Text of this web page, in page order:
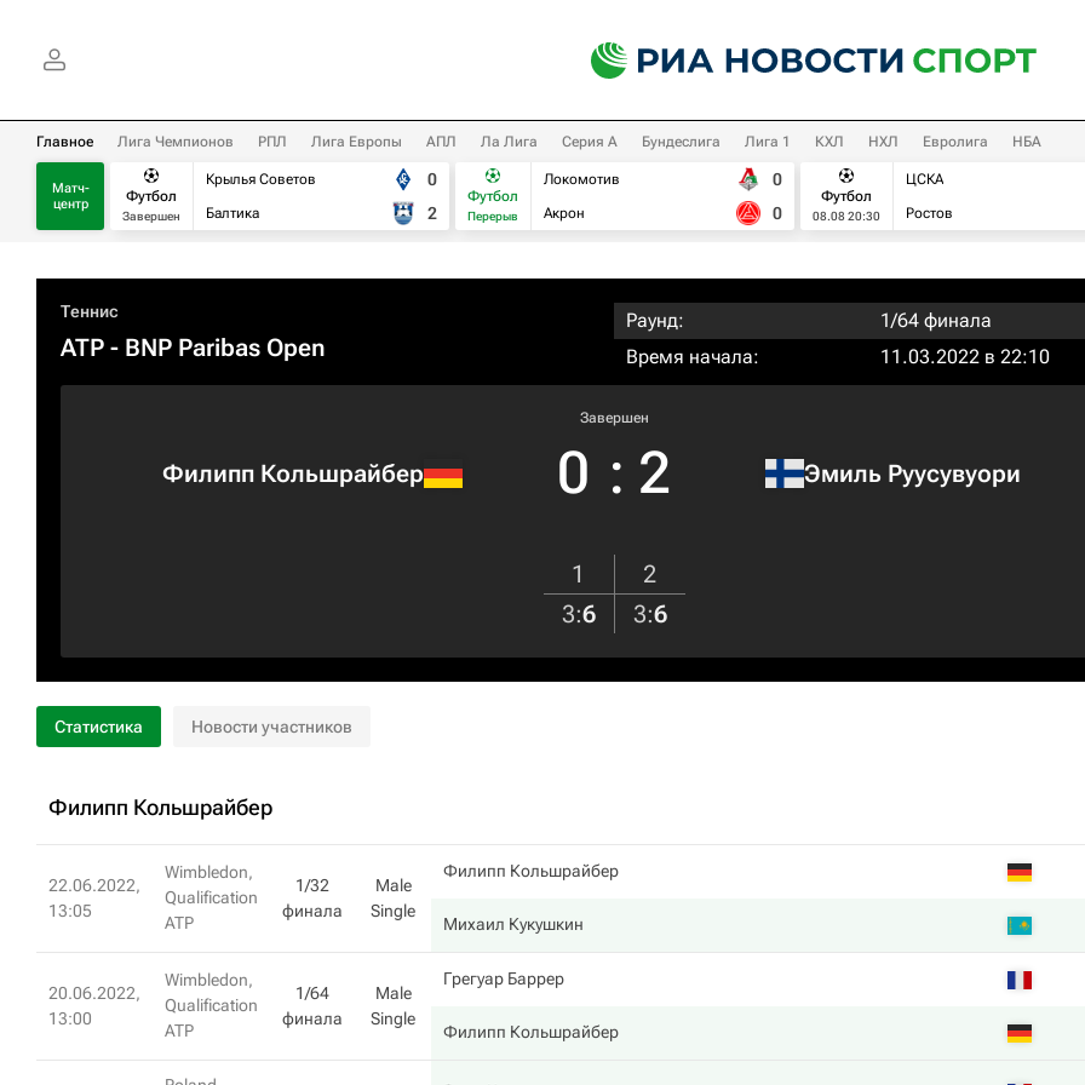
Главное Лига Чемпионов РПЛ Лига Европы АПЛ Ла Лига Серия А Бундеслига Лига 1 КХЛ НХЛ Евролига НБА
Матч-
центр
Футбол
Завершен
Крылья Советов
Балтика
0
2
Футбол
Перерыв
Локомотив
Акрон
0
0
Футбол
08.08 20:30
ЦСКА
Ростов
Теннис
ATP - BNP Paribas Open
Раунд:
1/64 финала
Время начала:
11.03.2022 в 22:10
Филипп Кольшрайбер
Завершен
0 : 2 Эмиль Руусувуори
1
2
3:6 3:6
Статистика Новости участников
Филипп Кольшрайбер
22.06.2022,
13:05
Wimbledon,
Qualification
ATP
1/32
финала
Male
Single
Филипп Кольшрайбер
Михаил Кукушкин
20.06.2022,
13:00
Wimbledon,
Qualification
ATP
1/64
финала
Male
Single
Грегуар Баррер
Филипп Кольшрайбер